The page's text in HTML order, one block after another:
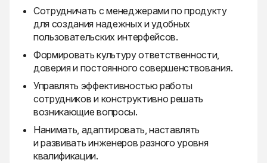
Сотрудничать с менеджерами по продукту
для создания надежных и удобных
пользовательских интерфейсов.
Формировать культуру ответственности,
доверия и постоянного совершенствования.
Управлять эффективностью работы
сотрудников и конструктивно решать
возникающие вопросы.
Нанимать, адаптировать, наставлять
и развивать инженеров разного уровня
квалификации.